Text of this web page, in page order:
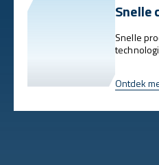
Snelle
Snelle
Ontdek